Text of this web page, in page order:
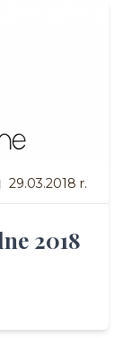
29.03.2018 r.
2018